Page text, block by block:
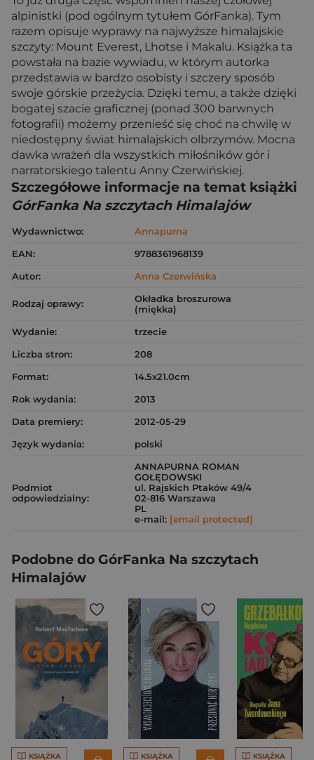
alpinistki (pod ogólnym tytułem GórFanka). Tym
razem opisuje wyprawy na najwyższe himalajskie
szczyty: Mount Everest, Lhotse i Makalu. Książka ta
powstała na bazie wywiadu, w którym autorka
przedstawia w bardzo osobisty i szczery sposób
swoje górskie przeżycia. Dzięki temu, a także dzięki
bogatej szacie graficznej (ponad 300 barwnych
fotografii) możemy przenieść się choć na chwilę w
niedostępny świat himalajskich olbrzymów. Mocna
dawka wrażeń dla wszystkich miłośników gór i
narratorskiego talentu Anny Czerwińskiej.
Szczegółowe informacje na temat książki
GórFanka Na szczytach Himalajów
Wydawnictwo:
Annapurna
EAN:
9788361968139
Autor:
Anna Czerwińska
Rodzaj oprawy:
Okładka broszurowa
(miękka)
Wydanie:
trzecie
Liczba stron:
208
Format:
14.5x21.0cm
Rok wydania:
2013
Data premiery:
2012-05-29
Język wydania:
polski
Podmiot
odpowiedzialny:
ANNAPURNA ROMAN
GOŁĘDOWSKI
ul. Rajskich Ptaków 49/4
02-816 Warszawa
PL
e-mail: [email protected]
Podobne do GórFanka Na szczytach
Himalajów
KSIĄŻKA KSIĄŻKA KSIĄŻKA